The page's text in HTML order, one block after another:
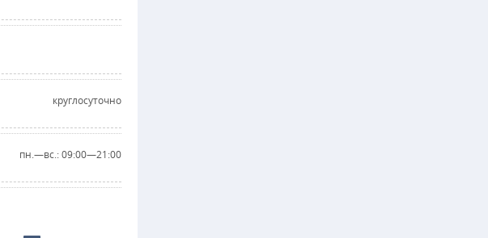
круглосуточно
пн.—вс.: 09:00—21:00